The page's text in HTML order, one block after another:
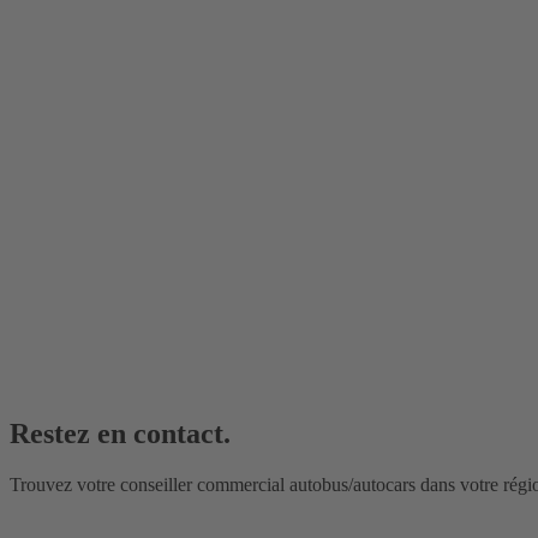
Restez en contact.
Trouvez votre conseiller commercial autobus/autocars dans votre